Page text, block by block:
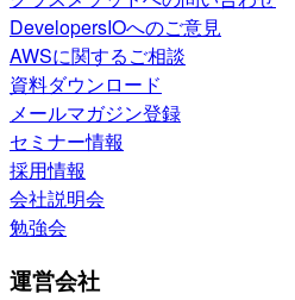
DevelopersIOへのご意見
AWSに関するご相談
資料ダウンロード
メールマガジン登録
セミナー情報
採用情報
会社説明会
勉強会
運営会社